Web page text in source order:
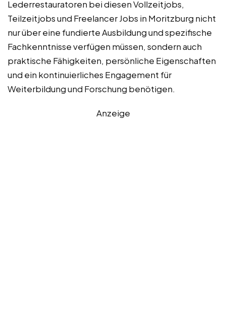
Lederrestauratoren bei diesen Vollzeitjobs,
Teilzeitjobs und Freelancer Jobs in Moritzburg nicht
nur über eine fundierte Ausbildung und spezifische
Fachkenntnisse verfügen müssen, sondern auch
praktische Fähigkeiten, persönliche Eigenschaften
und ein kontinuierliches Engagement für
Weiterbildung und Forschung benötigen.
Anzeige